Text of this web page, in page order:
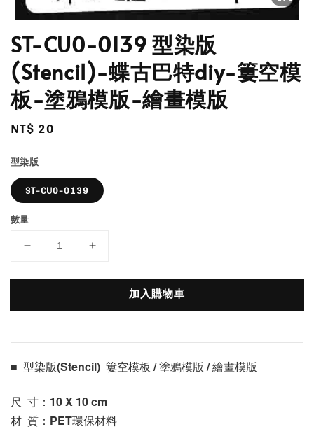
ST-CU0-0139 型染版
(Stencil)-蝶古巴特diy-簍空模
板-塗鴉模版-繪畫模版
Regular
NT$ 20
型染版
ST-CU0-0139
數量
加入購物車
■  型染版(Stencil)  簍空模板 / 塗鴉模版 / 繪畫模版
尺  寸：10 X 10 cm
材  質：PET環保材料